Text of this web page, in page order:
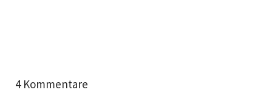
4 Kommentare